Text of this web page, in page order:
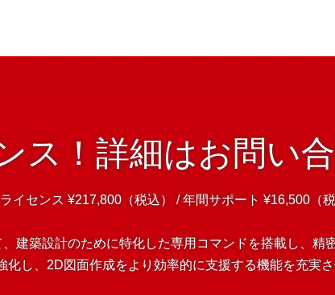
ス！詳細はお問い
イセンス ¥217,800（税込） / 年間サポート ¥16,500（税
建築設計のために特化した専用コマンドを搭載し、精
化し、2D図面作成をより効率的に支援する機能を充実さ